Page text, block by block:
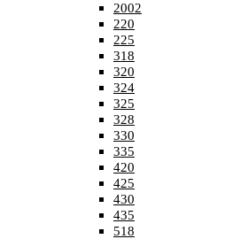
2002
220
225
318
320
324
325
328
330
335
420
425
430
435
518